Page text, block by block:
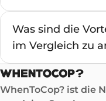
Was sind die
im Vergleich zu
WhenToCop? ist die